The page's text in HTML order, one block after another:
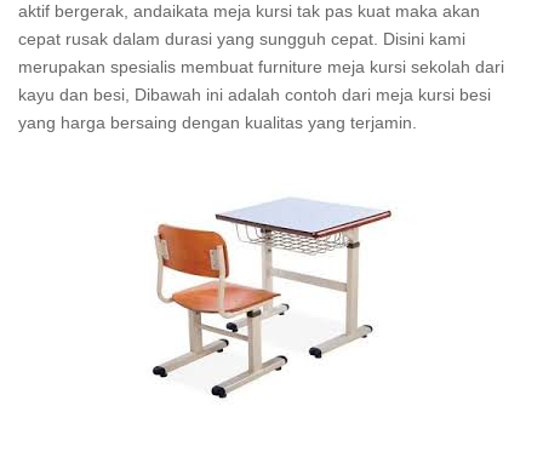
aktif bergerak, andaikata meja kursi tak pas kuat maka akan
cepat rusak dalam durasi yang sungguh cepat. Disini kami
merupakan spesialis membuat furniture meja kursi sekolah dari
kayu dan besi, Dibawah ini adalah contoh dari meja kursi besi
yang harga bersaing dengan kualitas yang terjamin.